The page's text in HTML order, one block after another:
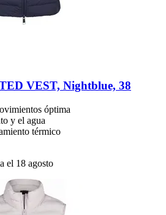
VEST, Nightblue, 38
óptima
y el agua
térmico
el 18 agosto